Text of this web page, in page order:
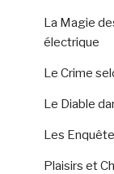
La Magie
électrique
Le Crime
Le Diable
Les
Plaisirs et